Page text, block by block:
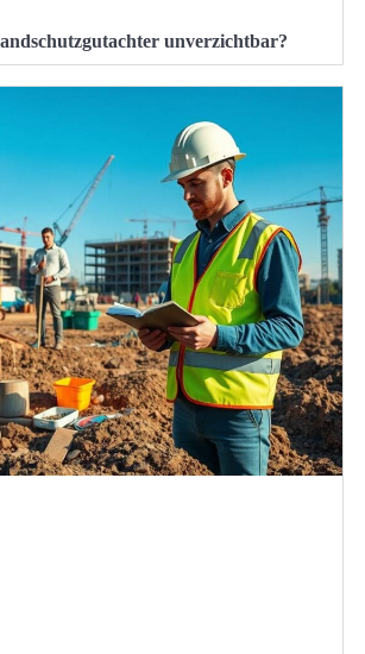
unverzichtbar?